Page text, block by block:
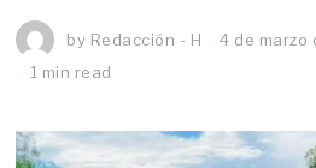
by Redacción - H 4 de marzo
1 min read